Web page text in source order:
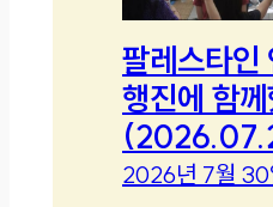
팔레스타인
행진에 함
2026년 7월 30